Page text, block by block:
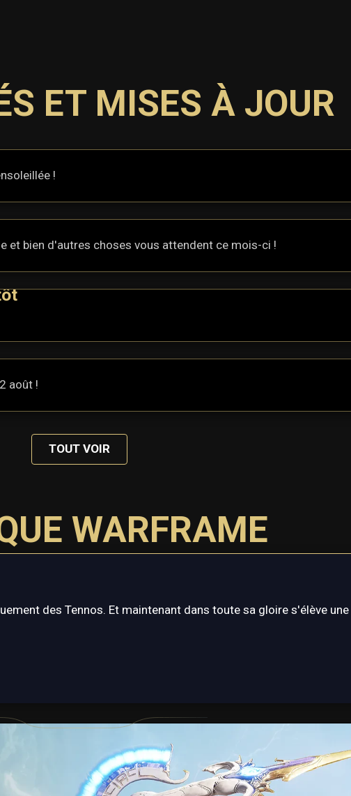
ET MISES À JOUR
!
et bien d'autres choses vous attendent ce mois-ci !
août !
TOUT VOIR
WARFRAME
des Tennos. Et maintenant dans toute sa gloire s'élève